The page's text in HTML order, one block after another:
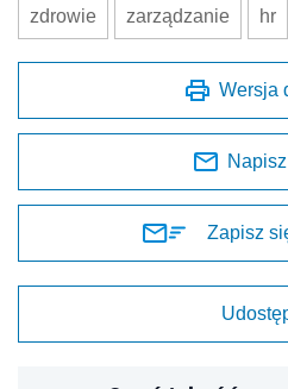
zdrowie zarządzanie hr
Wersja
Zapisz